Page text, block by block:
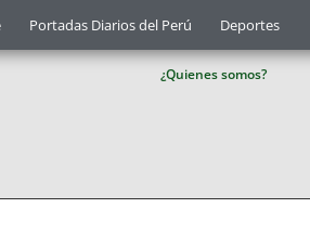
Portadas Diarios del Perú Deportes
¿Quienes somos?